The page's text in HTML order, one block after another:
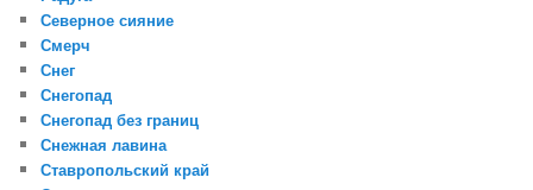
Северное сияние
Смерч
Снег
Снегопад
Снегопад без границ
Снежная лавина
Ставропольский край